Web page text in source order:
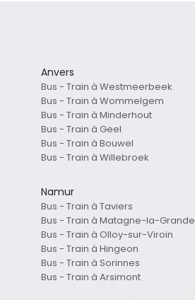
Anvers
Bus - Train à Westmeerbeek
Bus - Train à Wommelgem
Bus - Train à Minderhout
Bus - Train à Geel
Bus - Train à Bouwel
Bus - Train à Willebroek
Namur
Bus - Train à Taviers
Bus - Train à Matagne-la-Grande
Bus - Train à Olloy-sur-Viroin
Bus - Train à Hingeon
Bus - Train à Sorinnes
Bus - Train à Arsimont